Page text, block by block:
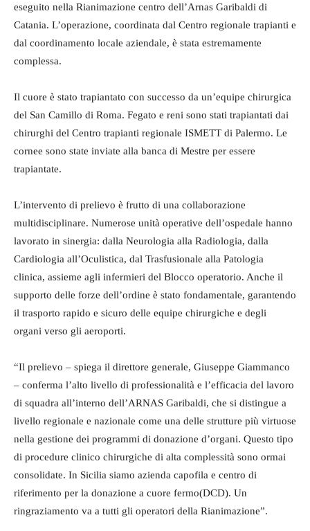
eseguito nella Rianimazione centro dell’Arnas Garibaldi di
Catania. L’operazione, coordinata dal Centro regionale trapianti e
dal coordinamento locale aziendale, è stata estremamente
complessa.
Il cuore è stato trapiantato con successo da un’equipe chirurgica
del San Camillo di Roma. Fegato e reni sono stati trapiantati dai
chirurghi del Centro trapianti regionale ISMETT di Palermo. Le
cornee sono state inviate alla banca di Mestre per essere
trapiantate.
L’intervento di prelievo è frutto di una collaborazione
multidisciplinare. Numerose unità operative dell’ospedale hanno
lavorato in sinergia: dalla Neurologia alla Radiologia, dalla
Cardiologia all’Oculistica, dal Trasfusionale alla Patologia
clinica, assieme agli infermieri del Blocco operatorio. Anche il
supporto delle forze dell’ordine è stato fondamentale, garantendo
il trasporto rapido e sicuro delle equipe chirurgiche e degli
organi verso gli aeroporti.
“Il prelievo – spiega il direttore generale, Giuseppe Giammanco
– conferma l’alto livello di professionalità e l’efficacia del lavoro
di squadra all’interno dell’ARNAS Garibaldi, che si distingue a
livello regionale e nazionale come una delle strutture più virtuose
nella gestione dei programmi di donazione d’organi. Questo tipo
di procedure clinico chirurgiche di alta complessità sono ormai
consolidate. In Sicilia siamo azienda capofila e centro di
riferimento per la donazione a cuore fermo(DCD). Un
ringraziamento va a tutti gli operatori della Rianimazione”.